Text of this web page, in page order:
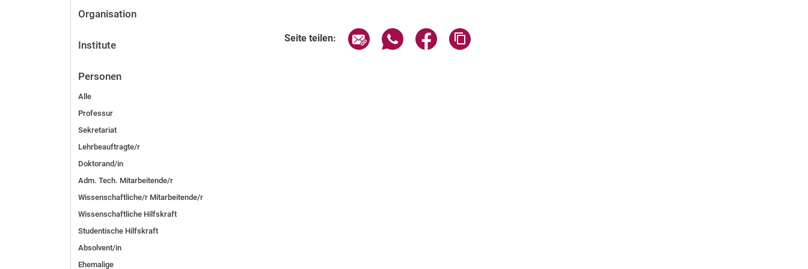
Organisation
Institute
Personen
Alle
Professur
Sekretariat
Lehrbeauftragte/r
Doktorand/in
Adm. Tech. Mitarbeitende/r
Wissenschaftliche/r Mitarbeitende/r
Wissenschaftliche Hilfskraft
Studentische Hilfskraft
Absolvent/in
Ehemalige
Seite teilen: Seite über E-Mail teilen
Seite über WhatsApp teilen (externer Link, öffnet neues Fenster)
Seite über Facebook teilen (externer Link, öffnet neues Fenster)